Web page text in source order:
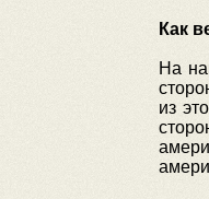
Как
На
из